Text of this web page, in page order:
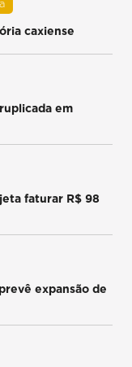
caxiense
em
faturar R$ 98
expansão de